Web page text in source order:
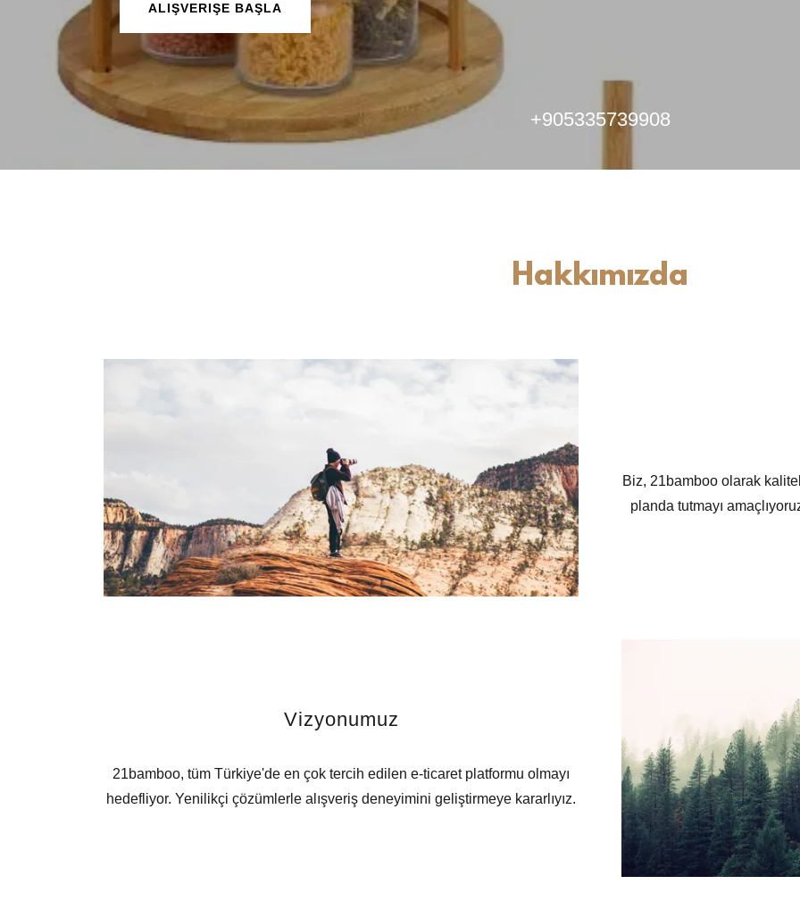
+905335739908
ALIŞVERIŞE BAŞLA
Hakkımızda
Biz, 21bamboo olarak
planda tutmayı
Vizyonumuz
21bamboo, tüm Türkiye'de en çok tercih edilen e-ticaret platformu olmayı
hedefliyor. Yenilikçi çözümlerle alışveriş deneyimini geliştirmeye kararlıyız.